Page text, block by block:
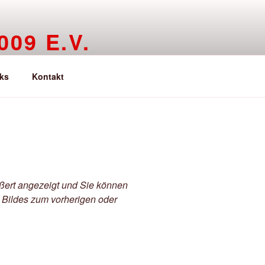
E.V.
Kontakt
angezeigt und Sie können
zum vorherigen oder